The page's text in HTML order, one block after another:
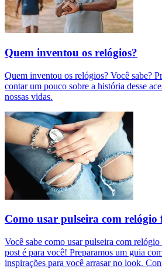
Quem inventou os relógios?
Quem inventou os relógios? Você sabe?
contar um pouco sobre a história desse
nossas vidas.
Como usar pulseira com relógio
Você sabe como usar pulseira com
post é para você! Preparamos um guia
inspirações para você arrasar no look.